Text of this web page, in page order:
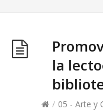
la
/ 05 - Arte y